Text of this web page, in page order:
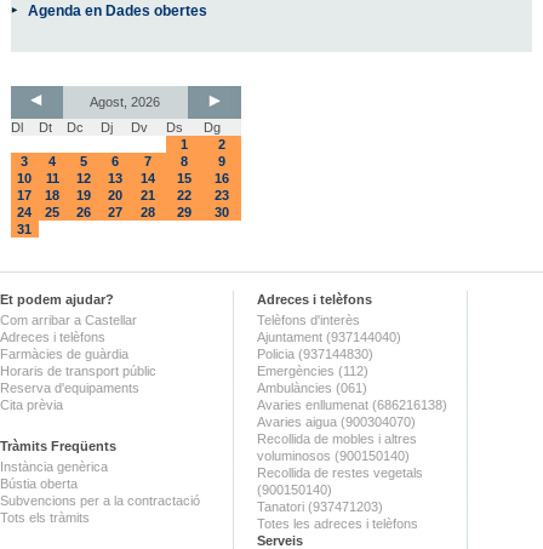
Agenda en Dades obertes
Agost, 2026
Dl
Dt Dc Dj Dv Ds
Dg
1
2
3
4 5 6 7 8
9
10
11 12 13 14 15
16
17
18 19 20 21 22
23
24
25 26 27 28 29
30
31
Et podem ajudar?
Com arribar a Castellar
Adreces i telèfons
Farmàcies de guàrdia
Horaris de transport públic
Reserva d'equipaments
Cita prèvia
Tràmits Freqüents
Instància genèrica
Bústia oberta
Subvencions per a la contractació
Tots els tràmits
Adreces i telèfons
Telèfons d'interès
Ajuntament (937144040)
Policia (937144830)
Emergències (112)
Ambulàncies (061)
Avaries enllumenat (686216138)
Avaries aigua (900304070)
Recollida de mobles i altres
voluminosos (900150140)
Recollida de restes vegetals
(900150140)
Tanatori (937471203)
Totes les adreces i telèfons
Serveis